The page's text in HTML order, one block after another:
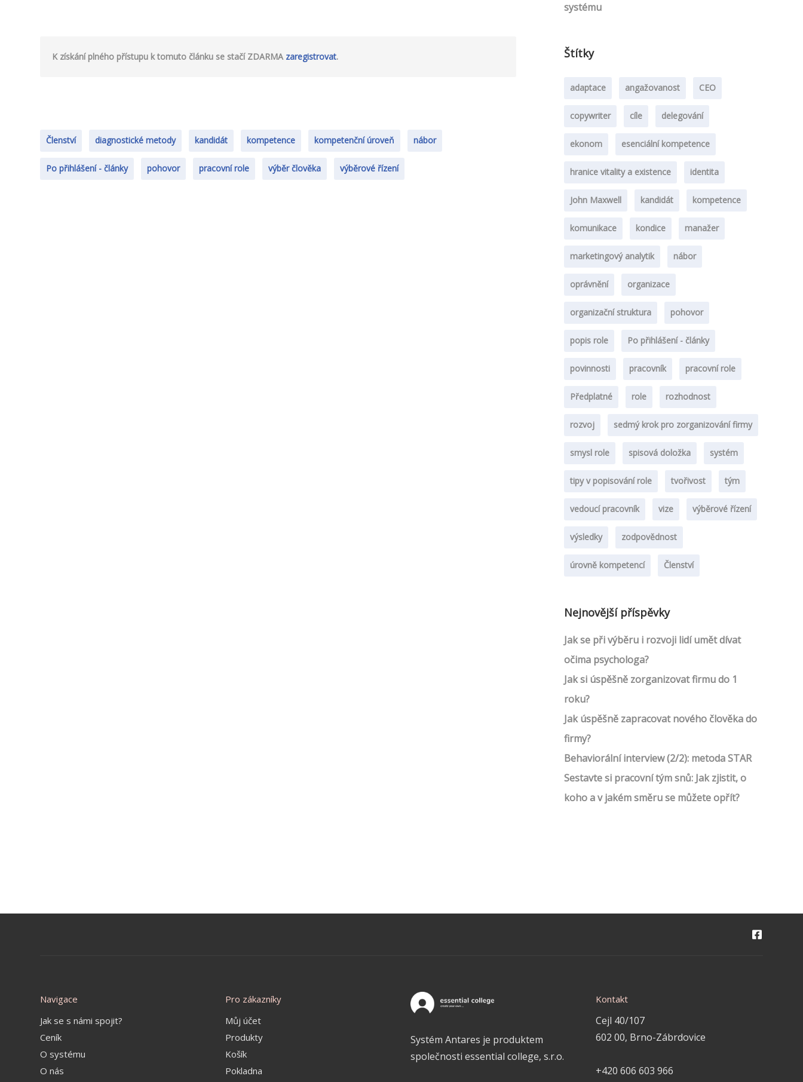
K získání plného přístupu k tomuto článku se stačí ZDARMA zaregistrovat.
Členství diagnostické metody kandidát kompetence kompetenční úroveň nábor
Po přihlášení - články pohovor pracovní role výběr člověka výběrové řízení
systému
Štítky
adaptace angažovanost CEO
copywriter cíle delegování
ekonom esenciální kompetence
hranice vitality a existence identita
John Maxwell kandidát kompetence
komunikace kondice manažer
marketingový analytik nábor
oprávnění organizace
organizační struktura pohovor
popis role Po přihlášení - články
povinnosti pracovník pracovní role
Předplatné role rozhodnost
rozvoj sedmý krok pro zorganizování firmy
smysl role spisová doložka systém
tipy v popisování role tvořivost tým
vedoucí pracovník vize výběrové řízení
výsledky zodpovědnost
úrovně kompetencí Členství
Nejnovější příspěvky
Jak se při výběru i rozvoji lidí umět dívat
očima psychologa?
Jak si úspěšně zorganizovat firmu do 1
roku?
Jak úspěšně zapracovat nového člověka do
firmy?
Behaviorální interview (2/2): metoda STAR
Sestavte si pracovní tým snů: Jak zjistit, o
koho a v jakém směru se můžete opřít?
Navigace
Jak se s námi spojit?
Ceník
O systému
O nás
Pro zákazníky
Můj účet
Produkty
Košík
Pokladna
Systém Antares je produktem
společnosti essential college, s.r.o.
Kontakt
Cejl 40/107
602 00, Brno-Zábrdovice
+420 606 603 966